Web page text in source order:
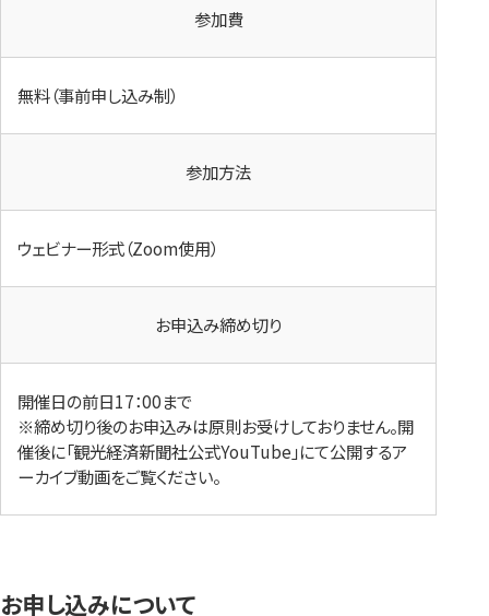
参加費
無料（事前申し込み制）
参加方法
ウェビナー形式（Zoom使用）
お申込み締め切り
開催日の前日17：00まで
※締め切り後のお申込みは原則お受けしておりません。開
催後に「観光経済新聞社公式YouTube」にて公開するア
ーカイブ動画をご覧ください。
お申し込みについて